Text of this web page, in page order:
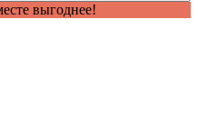
выгоднее!